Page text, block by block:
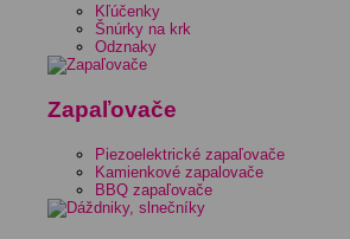
Kľúčenky
Šnúrky na krk
Odznaky
Zapaľovače
Piezoelektrické zapaľovače
Kamienkové zapalovače
BBQ zapaľovače